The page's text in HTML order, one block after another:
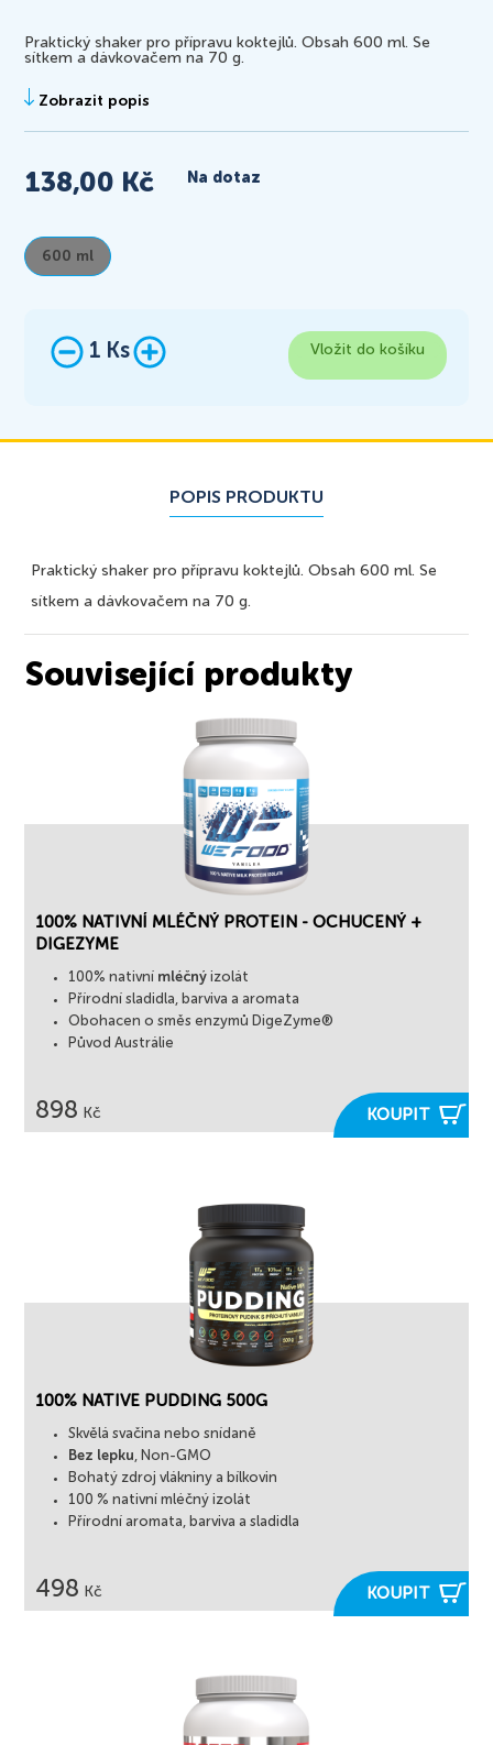
Praktický shaker pro přípravu koktejlů. Obsah 600 ml. Se
sítkem a dávkovačem na 70 g.
Zobrazit popis
138,00 Kč Na dotaz
600 ml
Ks
POPIS PRODUKTU
Praktický shaker pro přípravu koktejlů. Obsah 600 ml. Se
sítkem a dávkovačem na 70 g.
Související produkty
100% NATIVNÍ MLÉČNÝ PROTEIN - OCHUCENÝ +
DIGEZYME
100% nativní mléčný izolát
Přírodní sladidla, barviva a aromata
Obohacen o směs enzymů DigeZyme®
Původ Austrálie
898 Kč KOUPIT 
100% NATIVE PUDDING 500G
Skvělá svačina nebo snídaně
Bez lepku, Non-GMO
Bohatý zdroj vlákniny a bílkovin
100 % nativní mléčný izolát
Přírodní aromata, barviva a sladidla
498 Kč KOUPIT 